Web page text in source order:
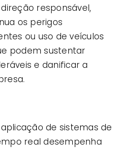
responsável,
os perigos
ou uso de veículos
podem sustentar
​​e danificar a
de sistemas de
real desempenha